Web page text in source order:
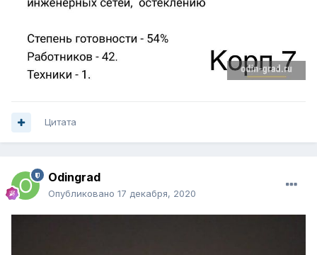
Цитата
Odingrad
Опубликовано 17 декабря, 2020